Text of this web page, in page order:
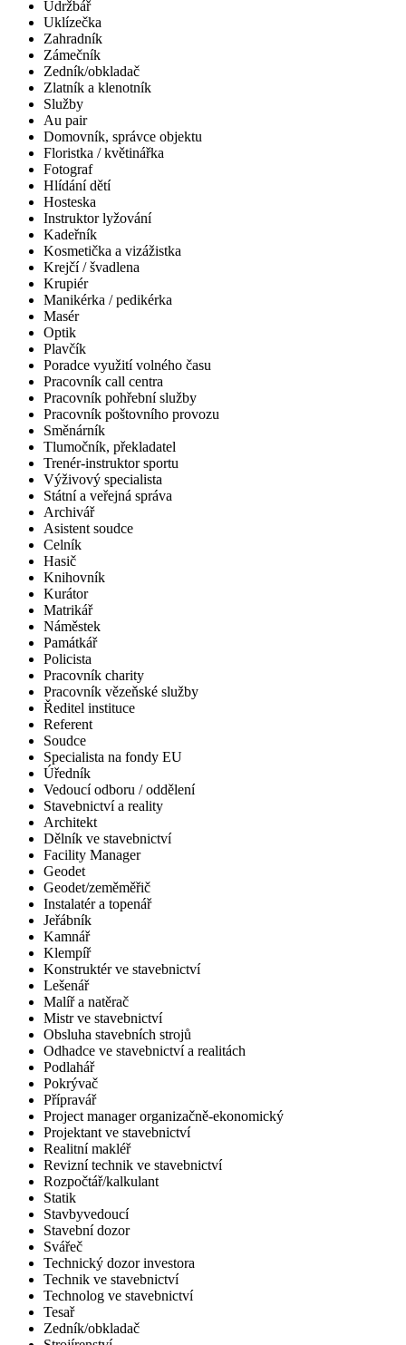
Údržbář
Uklízečka
Zahradník
Zámečník
Zedník/obkladač
Zlatník a klenotník
Služby
Au pair
Domovník, správce objektu
Floristka / květinářka
Fotograf
Hlídání dětí
Hosteska
Instruktor lyžování
Kadeřník
Kosmetička a vizážistka
Krejčí / švadlena
Krupiér
Manikérka / pedikérka
Masér
Optik
Plavčík
Poradce využití volného času
Pracovník call centra
Pracovník pohřební služby
Pracovník poštovního provozu
Směnárník
Tlumočník, překladatel
Trenér-instruktor sportu
Výživový specialista
Státní a veřejná správa
Archivář
Asistent soudce
Celník
Hasič
Knihovník
Kurátor
Matrikář
Náměstek
Památkář
Policista
Pracovník charity
Pracovník vězeňské služby
Ředitel instituce
Referent
Soudce
Specialista na fondy EU
Úředník
Vedoucí odboru / oddělení
Stavebnictví a reality
Architekt
Dělník ve stavebnictví
Facility Manager
Geodet
Geodet/zeměměřič
Instalatér a topenář
Jeřábník
Kamnář
Klempíř
Konstruktér ve stavebnictví
Lešenář
Malíř a natěrač
Mistr ve stavebnictví
Obsluha stavebních strojů
Odhadce ve stavebnictví a realitách
Podlahář
Pokrývač
Přípravář
Project manager organizačně-ekonomický
Projektant ve stavebnictví
Realitní makléř
Revizní technik ve stavebnictví
Rozpočtář/kalkulant
Statik
Stavbyvedoucí
Stavební dozor
Svářeč
Technický dozor investora
Technik ve stavebnictví
Technolog ve stavebnictví
Tesař
Zedník/obkladač